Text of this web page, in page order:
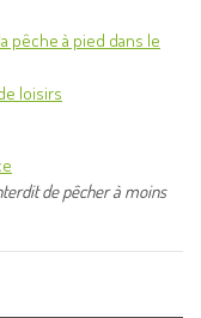
pêche à pied dans le
loisirs
de pêcher à moins